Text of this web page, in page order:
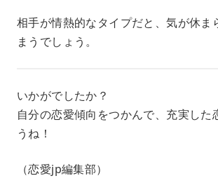
相手が情熱的なタイプだと、気が休ま
まうでしょう。
いかがでしたか？
自分の恋愛傾向をつかんで、充実した
うね！
（恋愛jp編集部）